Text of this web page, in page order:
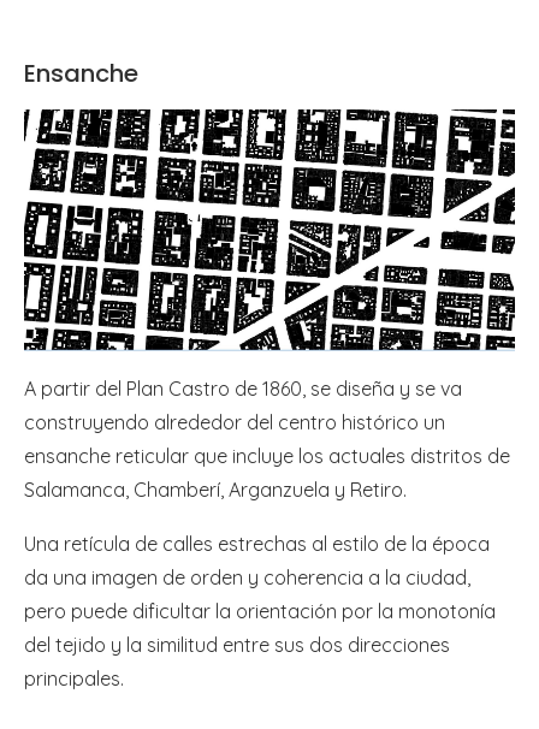
Ensanche
A partir del Plan Castro de 1860, se diseña y se va
construyendo alrededor del centro histórico un
ensanche reticular que incluye los actuales distritos de
Salamanca, Chamberí, Arganzuela y Retiro.
Una retícula de calles estrechas al estilo de la época
da una imagen de orden y coherencia a la ciudad,
pero puede dificultar la orientación por la monotonía
del tejido y la similitud entre sus dos direcciones
principales.